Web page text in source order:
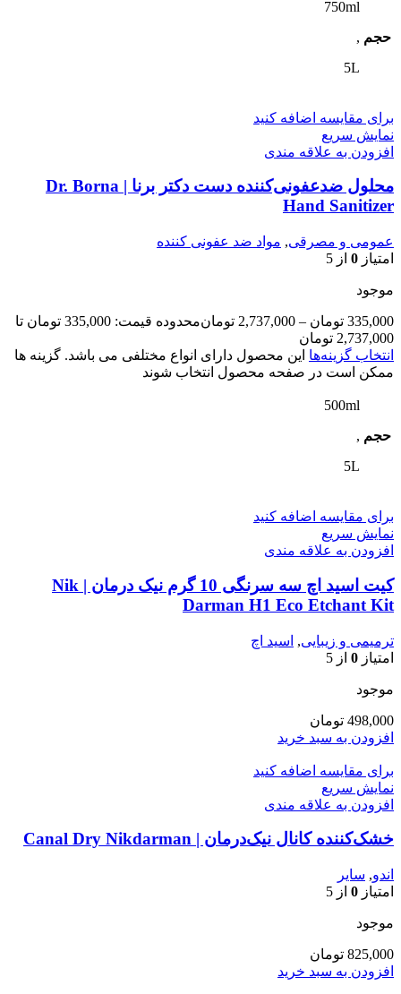
حجم
750ml
,
5L
برای مقایسه اضافه کنید
نمایش سریع
افزودن به علاقه مندی
محلول ضدعفونی‌کننده دست دکتر برنا | Dr. Borna
Hand Sanitizer
عمومی و مصرقی, مواد ضد عفونی کننده
امتیاز 0 از 5
موجود
335,000 تومان –
2,737,000 تومان
محدوده قیمت: 335,000 تومان تا
2,737,000 تومان
انتخاب گزینه‌ها این محصول دارای انواع مختلفی می باشد. گزینه ها
ممکن است در صفحه محصول انتخاب شوند
حجم
500ml
,
5L
برای مقایسه اضافه کنید
نمایش سریع
افزودن به علاقه مندی
کیت اسید اچ سه سرنگی 10 گرم نیک درمان | Nik
Darman H1 Eco Etchant Kit
ترمیمی و زیبایی, اسید اچ
امتیاز 0 از 5
موجود
498,000 تومان
افزودن به سبد خرید
برای مقایسه اضافه کنید
نمایش سریع
افزودن به علاقه مندی
خشک‌کننده کانال نیک‌درمان | Canal Dry Nikdarman
اندو, سایر
امتیاز 0 از 5
موجود
825,000 تومان
افزودن به سبد خرید